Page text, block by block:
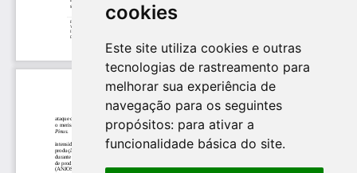
cookies
Este site utiliza cookies e outras
tecnologias de rastreamento para
melhorar sua experiência de
navegação para os seguintes
propósitos: para ativar a
funcionalidade básica do site.